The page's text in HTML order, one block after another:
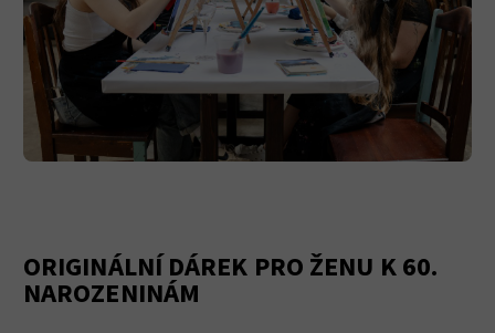
ORIGINÁLNÍ DÁREK PRO ŽENU K 60.
NAROZENINÁM